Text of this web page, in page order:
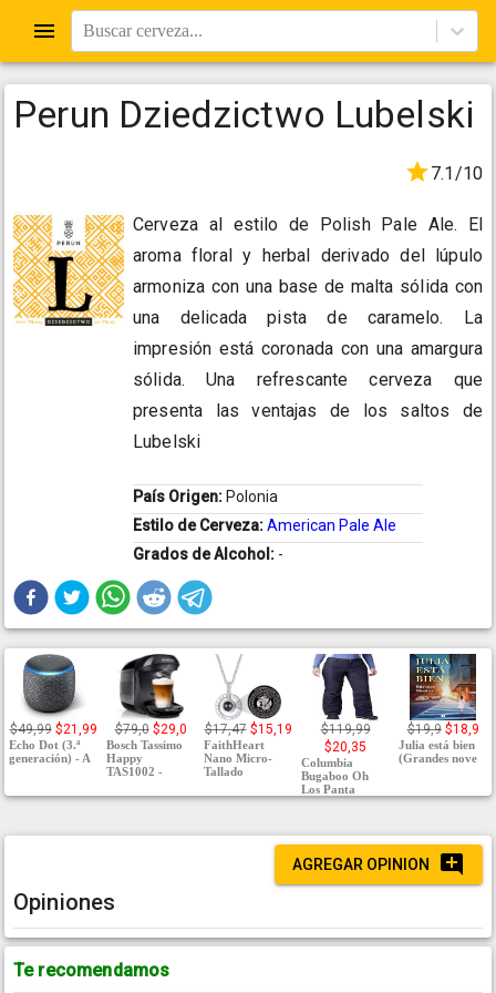
Buscar cerveza...
Perun Dziedzictwo Lubelski
7.1/10
Cerveza al estilo de Polish Pale Ale. El
aroma floral y herbal derivado del lúpulo
armoniza con una base de malta sólida con
una delicada pista de caramelo. La
impresión está coronada con una amargura
sólida. Una refrescante cerveza que
presenta las ventajas de los saltos de
Lubelski
País Origen: Polonia
Estilo de Cerveza:American Pale Ale
Grados de Alcohol: -
$49,99 $21,99
Echo Dot (3.ª
generación) - A
$79,0 $29,0
Bosch Tassimo
Happy
TAS1002 -
$17,47 $15,19
FaithHeart
Nano Micro-
Tallado
$119,99
$20,35
Columbia
Bugaboo Oh
Los Panta
$19,9 $18,9
Julia está bien
(Grandes nove
AGREGAR OPINION
Opiniones
Te recomendamos